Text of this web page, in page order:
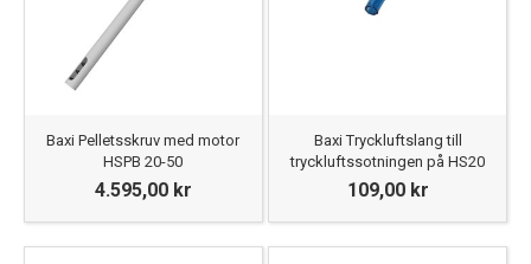
Baxi Pelletsskruv med motor
HSPB 20-50
4.595,00 kr
Baxi Tryckluftslang till
tryckluftssotningen på HS20
109,00 kr